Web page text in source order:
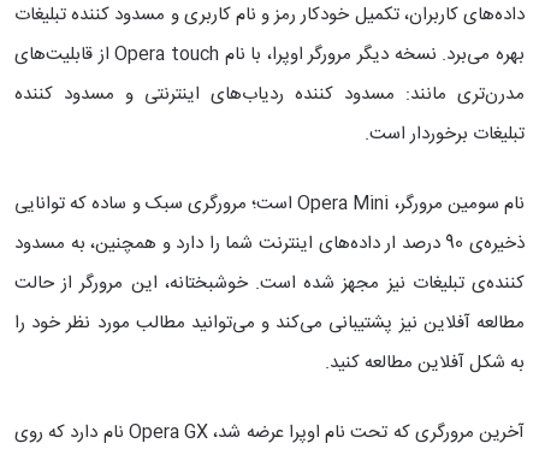
داده‌های کاربران، تکمیل خودکار رمز و نام کاربری و مسدود کننده تبلیغات
بهره می‌برد. نسخه دیگر مرورگر اوپرا، با نام Opera touch از قابلیت‌های
مدرن‌تری مانند: مسدود کننده ردیاب‌های اینترنتی و مسدود کننده
تبلیغات برخوردار است.
نام سومین مرورگر، Opera Mini است؛ مرورگری سبک و ساده که توانایی
ذخیره‌ی 90 درصد ار داده‌های اینترنت شما را دارد و همچنین، به مسدود
کننده‌ی تبلیغات نیز مجهز شده است. خوشبختانه، این مرورگر از حالت
مطالعه آفلاین نیز پشتیبانی می‌کند و می‌توانید مطالب مورد نظر خود را
به شکل آفلاین مطالعه کنید.
آخرین مرورگری که تحت نام اوپرا عرضه شد، Opera GX نام دارد که روی